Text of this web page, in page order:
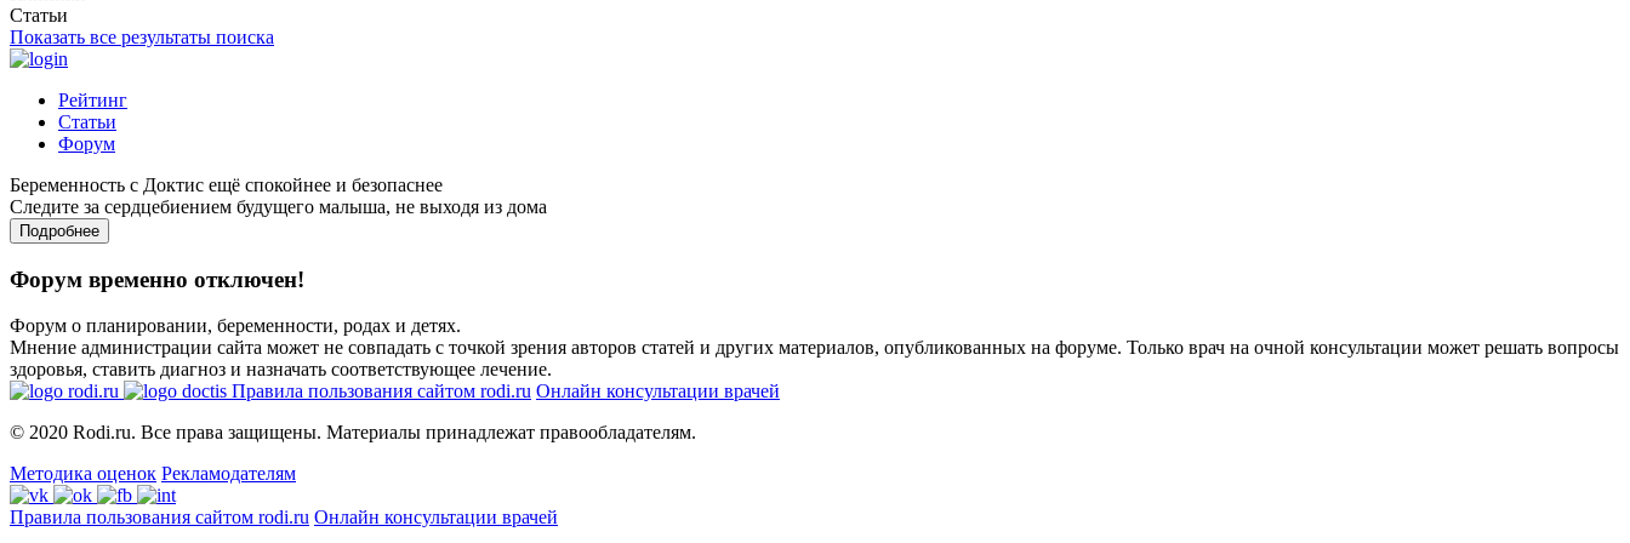
Статьи
Показать все результаты поиска
Рейтинг
Статьи
Форум
Беременность с Доктис ещё спокойнее и безопаснее
Следите за сердцебиением будущего малыша, не выходя из дома
Подробнее
Форум временно отключен!
Форум о планировании, беременности, родах и детях.
Мнение администрации сайта может не совпадать с точкой зрения авторов статей и других материалов, опубликованных на форуме. Только врач на очной консультации может решать вопросы
здоровья, ставить диагноз и назначать соответствующее лечение.
Правила пользования сайтом rodi.ru Онлайн консультации врачей
© 2020 Rodi.ru. Все права защищены. Материалы принадлежат правообладателям.
Методика оценок Рекламодателям
Правила пользования сайтом rodi.ru Онлайн консультации врачей